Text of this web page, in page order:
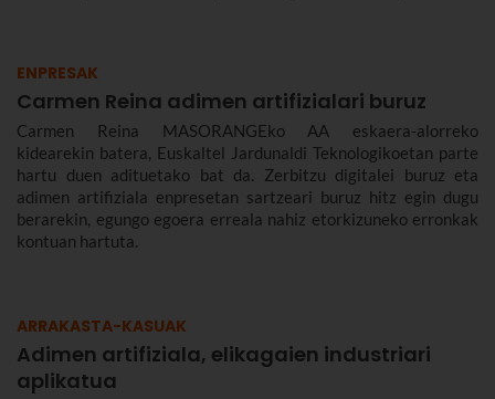
ENPRESAK
Carmen Reina adimen artifizialari buruz
Carmen Reina MASORANGEko AA eskaera-alorreko
kidearekin batera, Euskaltel Jardunaldi Teknologikoetan parte
hartu duen adituetako bat da. Zerbitzu digitalei buruz eta
adimen artifiziala enpresetan sartzeari buruz hitz egin dugu
berarekin, egungo egoera erreala nahiz etorkizuneko erronkak
kontuan hartuta.
ARRAKASTA-KASUAK
Adimen artifiziala, elikagaien industriari
aplikatua